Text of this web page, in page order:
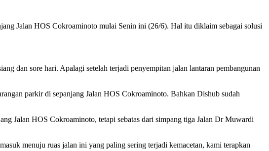
Jalan HOS Cokroaminoto mulai Senin ini (26/6). Hal itu diklaim sebagai solusi
dan sore hari. Apalagi setelah terjadi penyempitan jalan lantaran pembangunan
parkir di sepanjang Jalan HOS Cokroaminoto. Bahkan Dishub sudah
Jalan HOS Cokroaminoto, tetapi sebatas dari simpang tiga Jalan Dr Muwardi
menuju ruas jalan ini yang paling sering terjadi kemacetan, kami terapkan